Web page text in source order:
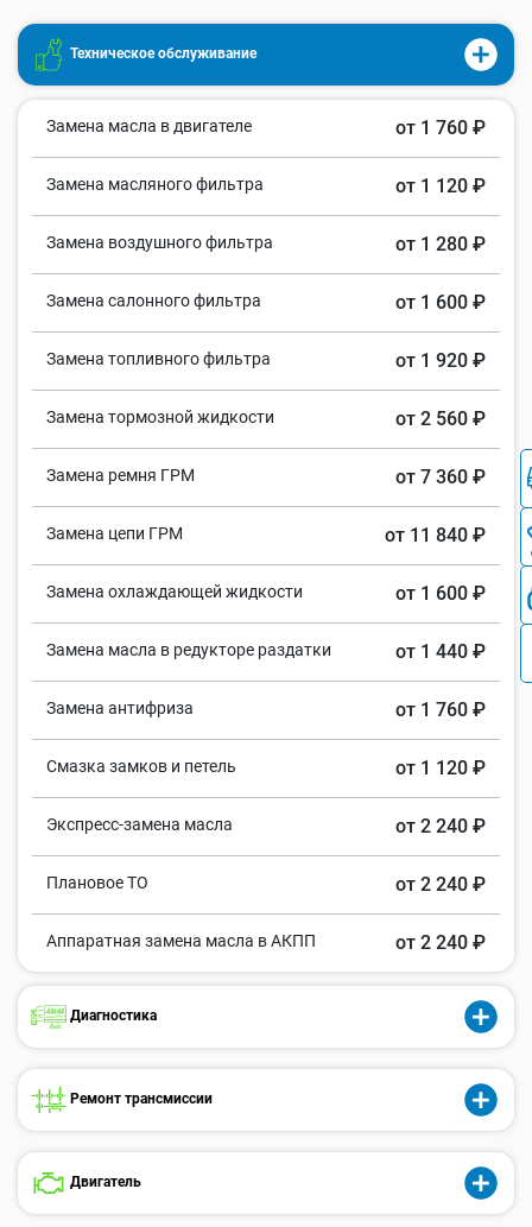
Техническое обслуживание
Замена масла в двигателе от 1 760 ₽
Замена масляного фильтра от 1 120 ₽
Замена воздушного фильтра от 1 280 ₽
Замена салонного фильтра от 1 600 ₽
Замена топливного фильтра от 1 920 ₽
Замена тормозной жидкости от 2 560 ₽
Замена ремня ГРМ от 7 360 ₽
Замена цепи ГРМ от 11 840 ₽
Замена охлаждающей жидкости от 1 600 ₽
Замена масла в редукторе раздатки от 1 440 ₽
Замена антифриза от 1 760 ₽
Смазка замков и петель от 1 120 ₽
Экспресс-замена масла от 2 240 ₽
Плановое ТО от 2 240 ₽
Аппаратная замена масла в АКПП от 2 240 ₽
Диагностика
Ремонт трансмиссии
Двигатель